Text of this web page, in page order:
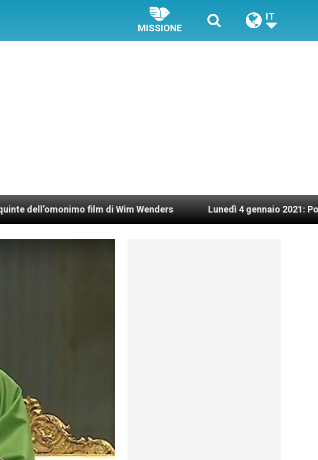
MISSIONE
IT
film di Wim Wenders Lunedì 4 gennaio 2021: Possesso